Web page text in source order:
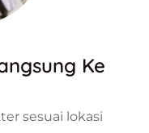
Ke
sesuai lokasi